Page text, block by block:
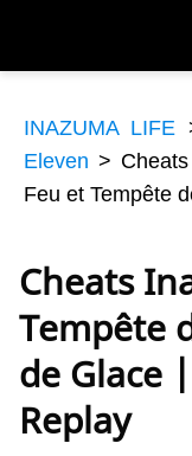
INAZUMA LIFE
Eleven >
Feu et Tempête
Cheats
Tempête
de Glace
Replay